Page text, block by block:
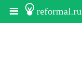
reformal.ru